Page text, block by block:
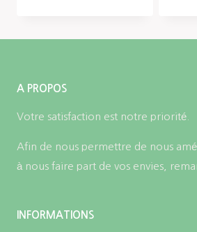
A PROPOS
Votre satisfaction est notre priorité.
Afin de nous permettre de nous
à nous faire part de vos envies,
INFORMATIONS